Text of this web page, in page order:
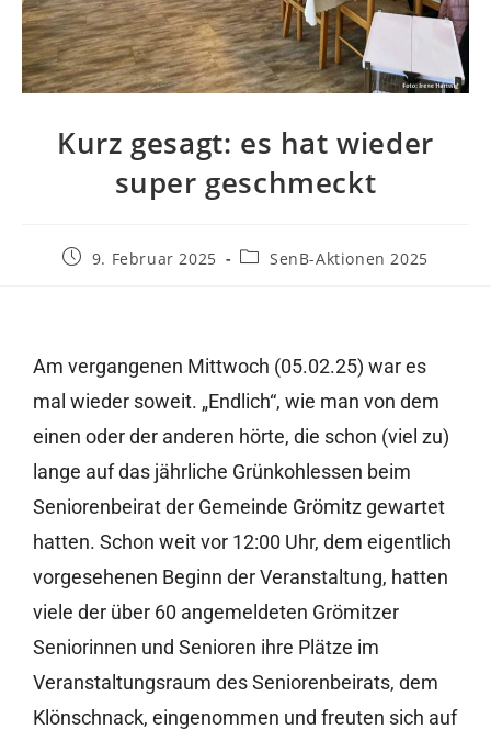
Kurz gesagt: es hat wieder
super geschmeckt
9. Februar 2025 SenB-Aktionen 2025
Am vergangenen Mittwoch (05.02.25) war es
mal wieder soweit. „Endlich“, wie man von dem
einen oder der anderen hörte, die schon (viel zu)
lange auf das jährliche Grünkohlessen beim
Seniorenbeirat der Gemeinde Grömitz gewartet
hatten. Schon weit vor 12:00 Uhr, dem eigentlich
vorgesehenen Beginn der Veranstaltung, hatten
viele der über 60 angemeldeten Grömitzer
Seniorinnen und Senioren ihre Plätze im
Veranstaltungsraum des Seniorenbeirats, dem
Klönschnack, eingenommen und freuten sich auf